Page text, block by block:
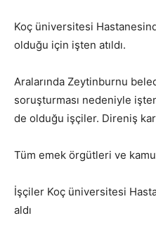
Koç üniversitesi
olduğu için işten atıldı.
Aralarında Zeytinburnu
soruşturması nedeniyle
de olduğu işçiler. Direniş
Tüm emek örgütleri ve
İşçiler Koç üniversitesi
aldı